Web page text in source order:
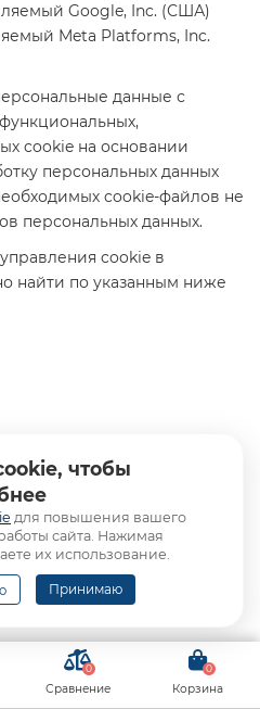
Google, Inc. (США)
Meta Platforms, Inc.
данные с
cookie на основании
персональных данных
cookie-файлов не
персональных данных.
cookie в
найти по указанным ниже
ЛИЦАМ И
ПЕРЕДАЧА
персональные данные
ниже.
персональных данных
сторонним поставщикам
чтобы
для повышения вашего
сайта. Нажимая
их использование.
Принимаю
0
Сравнение
0
Корзина